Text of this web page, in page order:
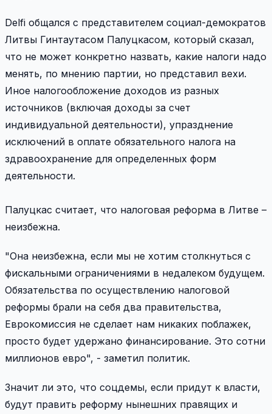
Delfi общался с представителем социал-демократов
Литвы Гинтаутасом Палуцкасом, который сказал,
что не может конкретно назвать, какие налоги надо
менять, по мнению партии, но представил вехи.
Иное налогообложение доходов из разных
источников (включая доходы за счет
индивидуальной деятельности), упразднение
исключений в оплате обязательного налога на
здравоохранение для определенных форм
деятельности.
Палуцкас считает, что налоговая реформа в Литве –
неизбежна.
"Она неизбежна, если мы не хотим столкнуться с
фискальными ограничениями в недалеком будущем.
Обязательства по осуществлению налоговой
реформы брали на себя два правительства,
Еврокомиссия не сделает нам никаких поблажек,
просто будет удержано финансирование. Это сотни
миллионов евро", - заметил политик.
Значит ли это, что соцдемы, если придут к власти,
будут править реформу нынешних правящих и